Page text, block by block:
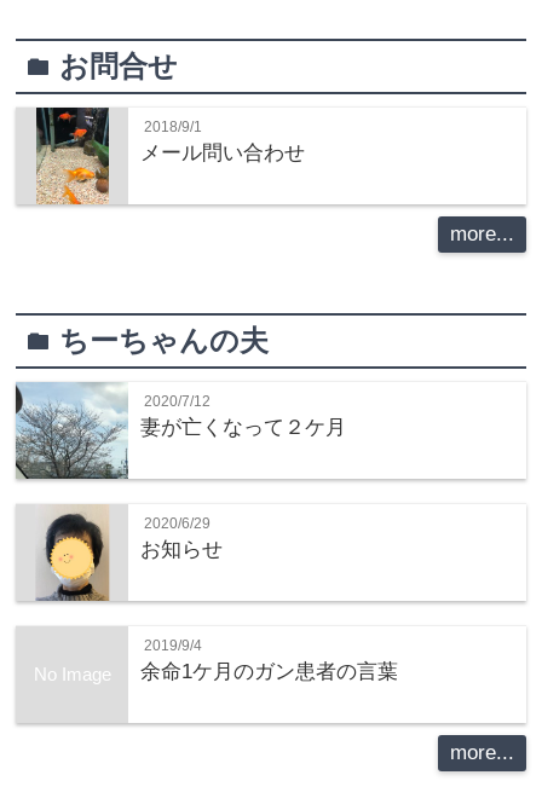
folder お問合せ
2018/9/1
メール問い合わせ
more...
folder ちーちゃんの夫
2020/7/12
妻が亡くなって２ケ月
2020/6/29
お知らせ
No Image
2019/9/4
余命1ケ月のガン患者の言葉
more...